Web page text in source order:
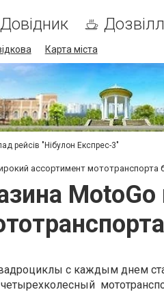
Довідник
Карта міста
рейсів "Нібулон Експрес-3"
ассортимент
с каждым днем